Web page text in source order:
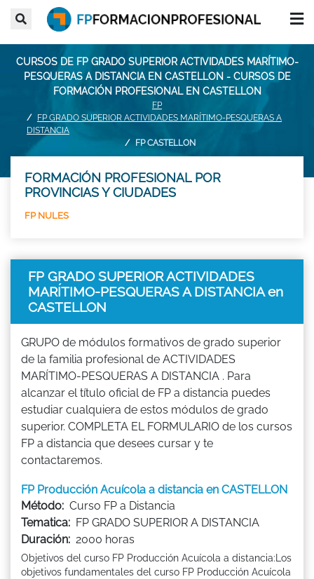
CURSOS DE FP GRADO SUPERIOR ACTIVIDADES MARÍTIMO-
PESQUERAS A DISTANCIA EN CASTELLON - CURSOS DE
FORMACIÓN PROFESIONAL EN CASTELLON
FP
FP GRADO SUPERIOR ACTIVIDADES MARÍTIMO-PESQUERAS A
DISTANCIA
FP CASTELLON
FORMACIÓN PROFESIONAL POR
PROVINCIAS Y CIUDADES
FP NULES
FP GRADO SUPERIOR ACTIVIDADES
MARÍTIMO-PESQUERAS A DISTANCIA en
CASTELLON
GRUPO de módulos formativos de grado superior
de la familia profesional de ACTIVIDADES
MARÍTIMO-PESQUERAS A DISTANCIA . Para
alcanzar el título oficial de FP a distancia puedes
estudiar cualquiera de estos módulos de grado
superior. COMPLETA EL FORMULARIO de los cursos
FP a distancia que desees cursar y te
contactaremos.
FP Producción Acuícola a distancia en CASTELLON
Método: Curso FP a Distancia
Tematica: FP GRADO SUPERIOR A DISTANCIA
Duración: 2000 horas
Objetivos del curso FP Producción Acuícola a distancia:Los
objetivos fundamentales del curso FP Producción Acuícola